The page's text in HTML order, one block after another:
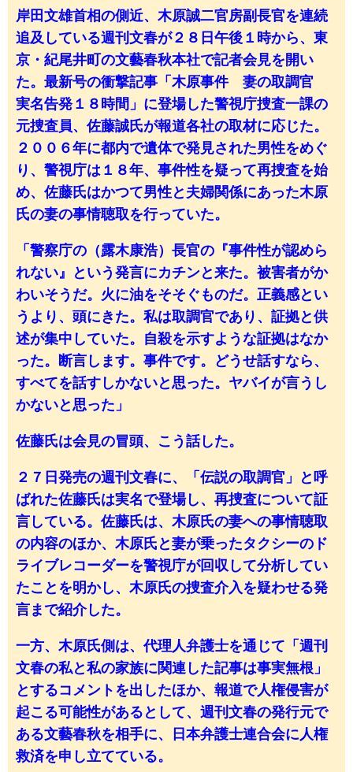
岸田文雄首相の側近、木原誠二官房副長官を連続
追及している週刊文春が２８日午後１時から、東
京・紀尾井町の文藝春秋本社で記者会見を開い
た。最新号の衝撃記事「木原事件 妻の取調官
実名告発１８時間」に登場した警視庁捜査一課の
元捜査員、佐藤誠氏が報道各社の取材に応じた。
２００６年に都内で遺体で発見された男性をめぐ
り、警視庁は１８年、事件性を疑って再捜査を始
め、佐藤氏はかつて男性と夫婦関係にあった木原
氏の妻の事情聴取を行っていた。
「警察庁の（露木康浩）長官の『事件性が認めら
れない』という発言にカチンと来た。被害者がか
わいそうだ。火に油をそそぐものだ。正義感とい
うより、頭にきた。私は取調官であり、証拠と供
述が集中していた。自殺を示すような証拠はなか
った。断言します。事件です。どうせ話すなら、
すべてを話すしかないと思った。ヤバイが言うし
かないと思った」
佐藤氏は会見の冒頭、こう話した。
２７日発売の週刊文春に、「伝説の取調官」と呼
ばれた佐藤氏は実名で登場し、再捜査について証
言している。佐藤氏は、木原氏の妻への事情聴取
の内容のほか、木原氏と妻が乗ったタクシーのド
ライブレコーダーを警視庁が回収して分析してい
たことを明かし、木原氏の捜査介入を疑わせる発
言まで紹介した。
一方、木原氏側は、代理人弁護士を通じて「週刊
文春の私と私の家族に関連した記事は事実無根」
とするコメントを出したほか、報道で人権侵害が
起こる可能性があるとして、週刊文春の発行元で
ある文藝春秋を相手に、日本弁護士連合会に人権
救済を申し立てている。